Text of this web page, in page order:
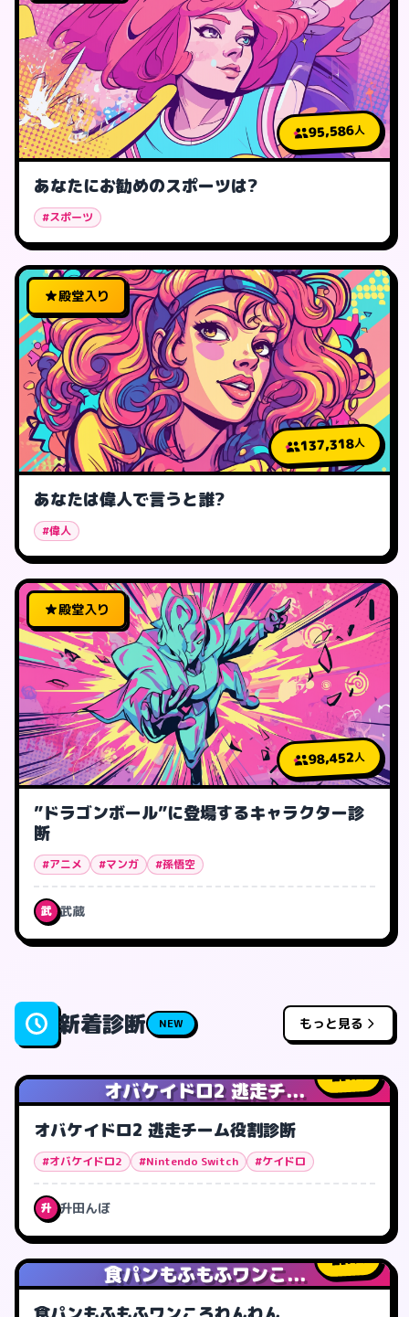
95,586人
あなたにお勧めのスポーツは?
#スポーツ
殿堂入り
137,318人
あなたは偉人で言うと誰?
#偉人
殿堂入り
98,452人
”ドラゴンボール”に登場するキャラクター診
断
#アニメ #マンガ #孫悟空
武 武蔵
新着診断 NEW もっと見る
オバケイドロ2 逃走チ...
1人
オバケイドロ2 逃走チーム役割診断
#オバケイドロ2 #Nintendo Switch #ケイドロ
升 升田んぼ
食パンもふもふワンこ...
7人